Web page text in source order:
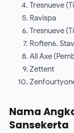
Tresnueve
Ravispa
Tresnueve
Roften6.
All Axe
Zettent
Nama
Sansekerta